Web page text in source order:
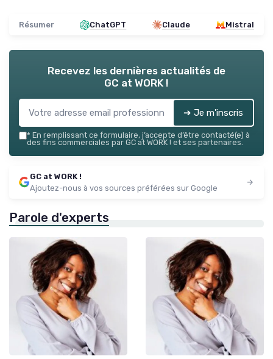
Résumer ChatGPT Claude Mistral
Recevez les dernières actualités de
GC at WORK !
➔ Je m'inscris
* En remplissant ce formulaire, j’accepte d’être contacté(e) à
des fins commerciales par GC at WORK ! et ses partenaires.
GC at WORK !
Ajoutez-nous à vos sources préférées sur Google
Parole d'experts